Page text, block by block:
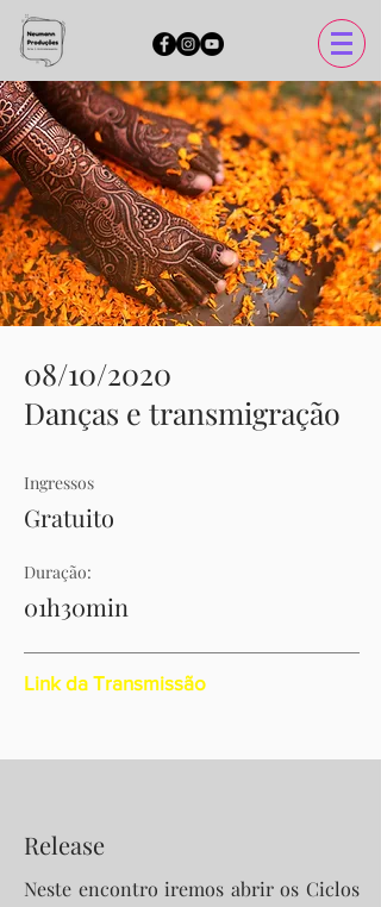
08/10/2020
Danças e transmigração
Ingressos
Gratuito
Duração:
01h30min
Link da Transmissão
Release
Neste encontro iremos abrir os Ciclos